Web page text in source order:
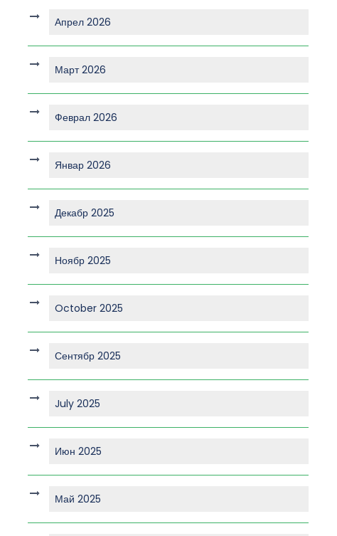
Апрел 2026
Март 2026
Феврал 2026
Январ 2026
Декабр 2025
Ноябр 2025
October 2025
Сентябр 2025
July 2025
Июн 2025
Май 2025